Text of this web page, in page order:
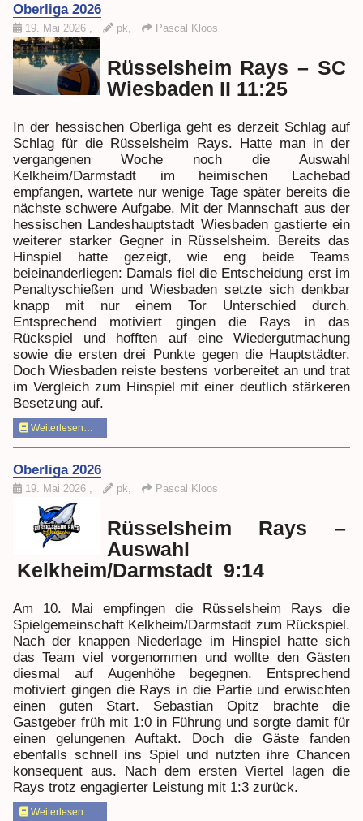
Oberliga 2026
19. Mai 2026 , pk, Pascal Kloos
Rüsselsheim Rays – SC
Wiesbaden II 11:25
In der hessischen Oberliga geht es derzeit Schlag auf
Schlag für die Rüsselsheim Rays. Hatte man in der
vergangenen Woche noch die Auswahl
Kelkheim/Darmstadt im heimischen Lachebad
empfangen, wartete nur wenige Tage später bereits die
nächste schwere Aufgabe. Mit der Mannschaft aus der
hessischen Landeshauptstadt Wiesbaden gastierte ein
weiterer starker Gegner in Rüsselsheim. Bereits das
Hinspiel hatte gezeigt, wie eng beide Teams
beieinanderliegen: Damals fiel die Entscheidung erst im
Penaltyschießen und Wiesbaden setzte sich denkbar
knapp mit nur einem Tor Unterschied durch.
Entsprechend motiviert gingen die Rays in das
Rückspiel und hofften auf eine Wiedergutmachung
sowie die ersten drei Punkte gegen die Hauptstädter.
Doch Wiesbaden reiste bestens vorbereitet an und trat
im Vergleich zum Hinspiel mit einer deutlich stärkeren
Besetzung auf.
Weiterlesen…
Oberliga 2026
19. Mai 2026 , pk, Pascal Kloos
Rüsselsheim Rays –
Auswahl
Kelkheim/Darmstadt 9:14
Am 10. Mai empfingen die Rüsselsheim Rays die
Spielgemeinschaft Kelkheim/Darmstadt zum Rückspiel.
Nach der knappen Niederlage im Hinspiel hatte sich
das Team viel vorgenommen und wollte den Gästen
diesmal auf Augenhöhe begegnen. Entsprechend
motiviert gingen die Rays in die Partie und erwischten
einen guten Start. Sebastian Opitz brachte die
Gastgeber früh mit 1:0 in Führung und sorgte damit für
einen gelungenen Auftakt. Doch die Gäste fanden
ebenfalls schnell ins Spiel und nutzten ihre Chancen
konsequent aus. Nach dem ersten Viertel lagen die
Rays trotz engagierter Leistung mit 1:3 zurück.
Weiterlesen…